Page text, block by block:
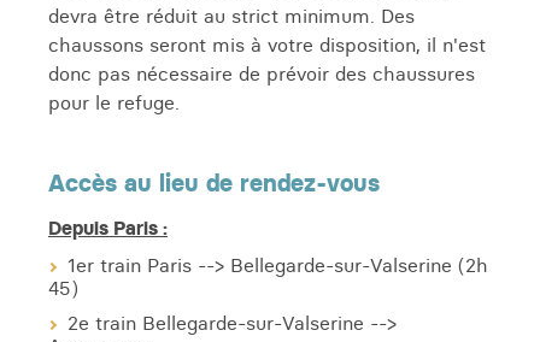
devra être réduit au strict minimum. Des
chaussons seront mis à votre disposition, il n'est
donc pas nécessaire de prévoir des chaussures
pour le refuge.
Accès au lieu de rendez-vous
Depuis Paris :
1er train Paris --> Bellegarde-sur-Valserine (2h
45)
2e train Bellegarde-sur-Valserine -->